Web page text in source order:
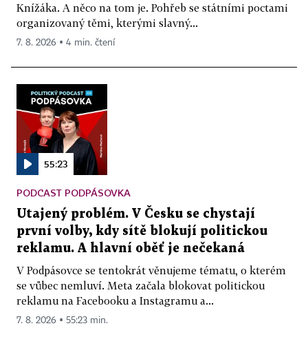
Knížáka. A něco na tom je. Pohřeb se státními poctami
organizovaný těmi, kterými slavný...
7. 8. 2026 ▪ 4 min. čtení
55:23
PODCAST PODPÁSOVKA
Utajený problém. V Česku se chystají
první volby, kdy sítě blokují politickou
reklamu. A hlavní oběť je nečekaná
V Podpásovce se tentokrát věnujeme tématu, o kterém
se vůbec nemluví. Meta začala blokovat politickou
reklamu na Facebooku a Instagramu a...
7. 8. 2026 ▪ 55:23 min.